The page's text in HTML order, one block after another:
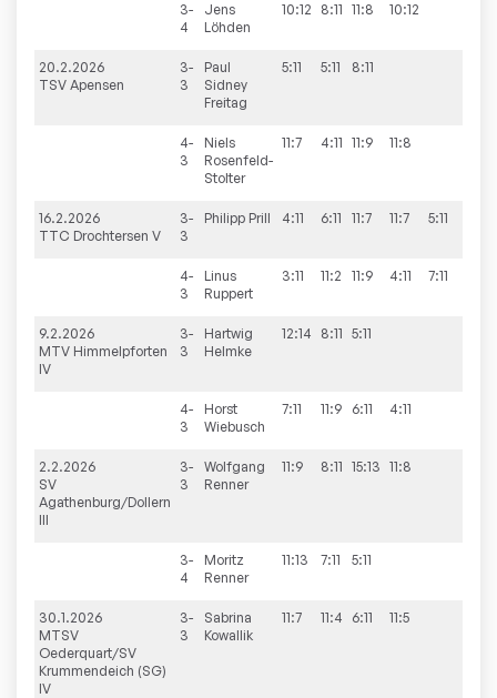
3-
4
Jens
Löhden
10:12 8:11 11:8 10:12
20.2.2026
TSV Apensen
3-
3
Paul
Sidney
Freitag
5:11 5:11 8:11
4-
3
Niels
Rosenfeld-
Stolter
11:7 4:11 11:9 11:8
16.2.2026
TTC Drochtersen V
3-
3
Philipp Prill 4:11 6:11 11:7 11:7 5:11
4-
3
Linus
Ruppert
3:11 11:2 11:9 4:11 7:11
9.2.2026
MTV Himmelpforten
IV
3-
3
Hartwig
Helmke
12:14 8:11 5:11
4-
3
Horst
Wiebusch
7:11 11:9 6:11 4:11
2.2.2026
SV
Agathenburg/Dollern
III
3-
3
Wolfgang
Renner
11:9 8:11 15:13 11:8
3-
4
Moritz
Renner
11:13 7:11 5:11
30.1.2026
MTSV
Oederquart/SV
Krummendeich (SG)
IV
3-
3
Sabrina
Kowallik
11:7 11:4 6:11 11:5